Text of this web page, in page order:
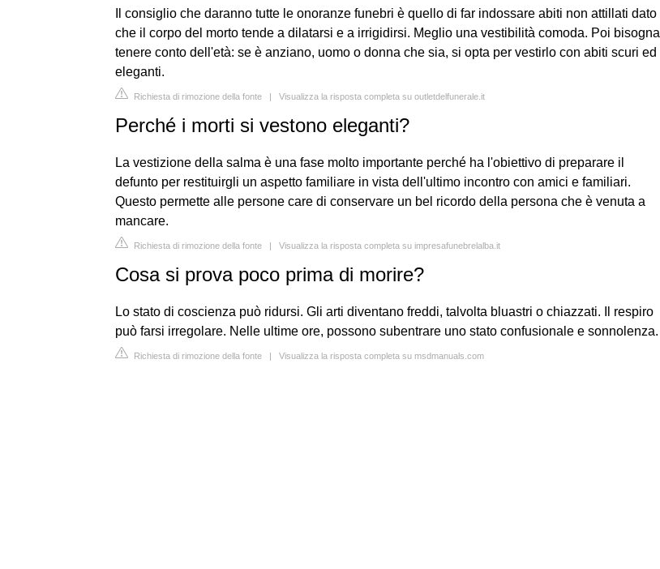
Il consiglio che daranno tutte le onoranze funebri è quello di far indossare abiti non attillati dato
che il corpo del morto tende a dilatarsi e a irrigidirsi. Meglio una vestibilità comoda. Poi bisogna
tenere conto dell'età: se è anziano, uomo o donna che sia, si opta per vestirlo con abiti scuri ed
eleganti.
Richiesta di rimozione della fonte | Visualizza la risposta completa su outletdelfunerale.it
Perché i morti si vestono eleganti?
La vestizione della salma è una fase molto importante perché ha l'obiettivo di preparare il
defunto per restituirgli un aspetto familiare in vista dell'ultimo incontro con amici e familiari.
Questo permette alle persone care di conservare un bel ricordo della persona che è venuta a
mancare.
Richiesta di rimozione della fonte | Visualizza la risposta completa su impresafunebrelalba.it
Cosa si prova poco prima di morire?
Lo stato di coscienza può ridursi. Gli arti diventano freddi, talvolta bluastri o chiazzati. Il respiro
può farsi irregolare. Nelle ultime ore, possono subentrare uno stato confusionale e sonnolenza.
Richiesta di rimozione della fonte | Visualizza la risposta completa su msdmanuals.com